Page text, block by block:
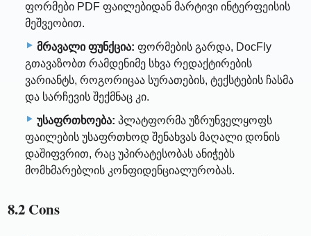
ფორმები PDF ფაილებიდან მარტივი ინტერფეისის
მეშვეობით.
მრავალი ფუნქცია: ფორმების გარდა, DocFly
გთავაზობთ რამდენიმე სხვა რედაქტირების
ვარიანტს, როგორიცაა სურათების, ტექსტების ჩასმა
და სარჩევის შექმნაც კი.
უსაფრთხოება: პლატფორმა უზრუნველყოფს
ფაილების უსაფრთხოდ შენახვას მაღალი დონის
დაშიფვრით, რაც უპირატესობას ანიჭებს
მომხმარებლის კონფიდენციალურობას.
8.2 Cons